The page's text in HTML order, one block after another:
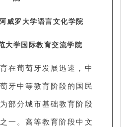
威罗大学语言文化学院
大学国际教育交流学院
在葡萄牙发展迅速，中
牙中等教育阶段的国民
部分城市基础教育阶段
一。高等教育阶段中文